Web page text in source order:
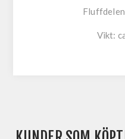
Vikt: